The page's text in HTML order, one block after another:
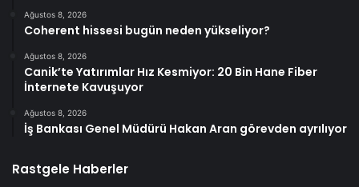
Ağustos 8, 2026
Coherent hissesi bugün neden yükseliyor?
Ağustos 8, 2026
Canik’te Yatırımlar Hız Kesmiyor: 20 Bin Hane Fiber
İnternete Kavuşuyor
Ağustos 8, 2026
İş Bankası Genel Müdürü Hakan Aran görevden ayrılıyor
Rastgele Haberler